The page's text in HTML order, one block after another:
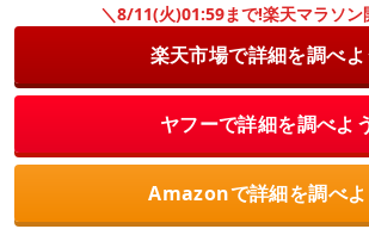
＼8/11(火)01:59まで!楽天マラソン
楽天市場で詳細を調べよ
ヤフーで詳細を調べよ
Amazonで詳細を調べよ